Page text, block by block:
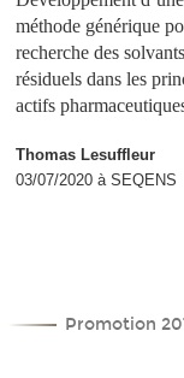
méthode générique
recherche des solvants
résiduels dans les
actifs
Thomas Lesuffleur
03/07/2020 à SEQENS
Promotion